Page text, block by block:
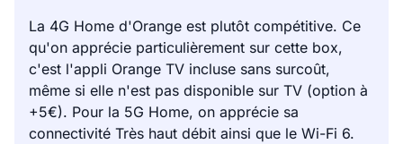
La 4G Home d'Orange est plutôt compétitive. Ce
qu'on apprécie particulièrement sur cette box,
c'est l'appli Orange TV incluse sans surcoût,
même si elle n'est pas disponible sur TV (option à
+5€). Pour la 5G Home, on apprécie sa
connectivité Très haut débit ainsi que le Wi-Fi 6.